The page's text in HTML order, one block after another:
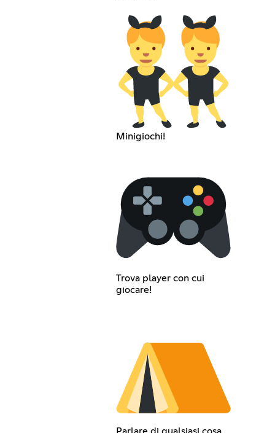
Minigiochi!
Trova player con cui
giocare!